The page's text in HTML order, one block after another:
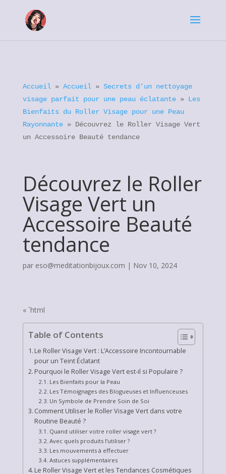
Accueil» Accueil» Secrets d’un nettoyage
visage parfait pour une peau éclatante» Les
Bienfaits du Roller Visage pour une Peau
Rayonnante» Découvrez le Roller Visage Vert
un Accessoire Beauté tendance
Découvrez le Roller
Visage Vert un
Accessoire Beauté
tendance
par eso@meditationbijoux.com | Nov 10, 2024
« `html
Table of Contents
Le Roller Visage Vert : L’Accessoire Incontournable
pour un Teint Éclatant
Pourquoi le Roller Visage Vert est-il si Populaire ?
Les Bienfaits pour la Peau
Les Témoignages des Blogueuses et Influenceuses
Un Symbole de Prendre Soin de Soi
Comment Utiliser le Roller Visage Vert dans votre
Routine Beauté ?
Quand utiliser votre roller visage vert ?
Avec quels produits l’utiliser ?
Les mouvements à effectuer
Astuces supplémentaires
Le Roller Visage Vert et les Tendances Cosmétiques